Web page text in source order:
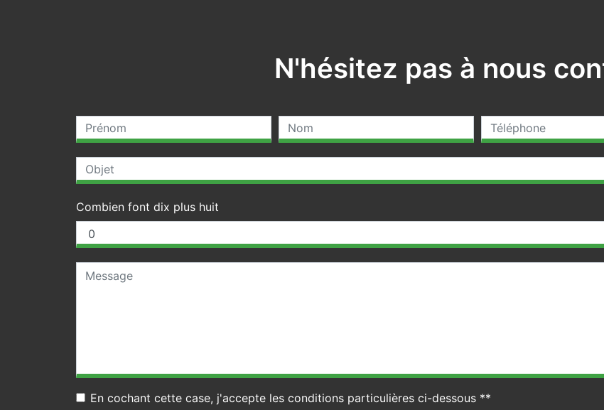
N'hésitez pas à nous
Combien font dix plus huit
En cochant cette case, j'accepte les conditions particulières ci-dessous **